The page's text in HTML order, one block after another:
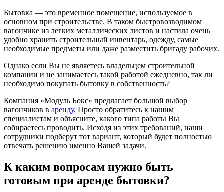
Бытовка — это временное помещение, используемое в
основном при строительстве. В таком быстровозводимом
вагончике из легких металлических листов и настила очень
удобно хранить строительный инвентарь, одежду, самые
необходимые предметы или даже разместить бригаду рабочих.
Однако если Вы не являетесь владельцем строительной
компании и не занимаетесь такой работой ежедневно, так ли
необходимо покупать бытовку в собственность?
Компания «Модуль Бокс» предлагает большой выбор
вагончиков в аренду. Просто обратитесь к нашим
специалистам и объясните, какого типа работы Вы
собираетесь проводить. Исходя из этих требований, наши
сотрудники подберут тот вариант, который будет полностью
отвечать решению именно Вашей задачи.
К каким вопросам нужно быть
готовым при аренде бытовки?